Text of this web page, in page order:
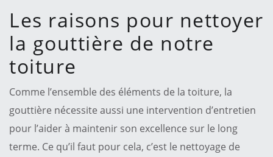
Les raisons pour nettoyer
la gouttière de notre
toiture
Comme l’ensemble des éléments de la toiture, la
gouttière nécessite aussi une intervention d’entretien
pour l’aider à maintenir son excellence sur le long
terme. Ce qu’il faut pour cela, c’est le nettoyage de